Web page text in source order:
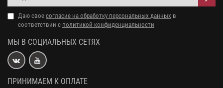
Даю свое согласие на обработку персональных данных в
соответствии с политикой конфиденциальности
МЫ В СОЦИАЛЬНЫХ СЕТЯХ
ПРИНИМАЕМ К ОПЛАТЕ